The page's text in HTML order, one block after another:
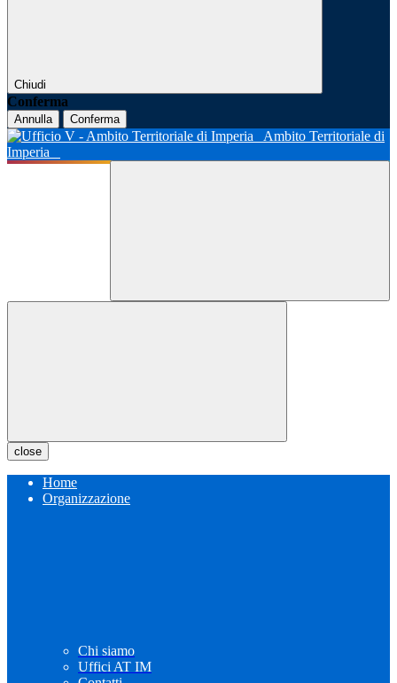
Chiudi
Conferma
Annulla Conferma
Ambito Territoriale di
Imperia
close
Home
Organizzazione
Chi siamo
Uffici AT IM